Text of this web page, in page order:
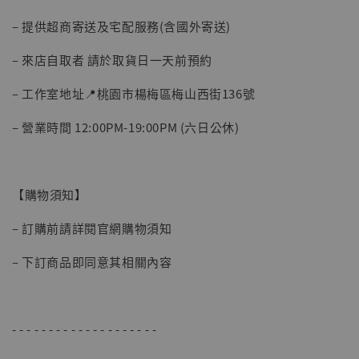
– 提供超商寄送及宅配服務(含國外寄送)
– 來店自取者 請於取貨日一天前預約
– 工作室地址📍桃園市楊梅區梅山西街136號
– 營業時間 12:00PM-19:00PM (六日公休)
【購物須知】
– 訂購前請詳閱官網購物須知
– 下訂商品即同意其相關內容
- - - - - - - - - - - - - - - - - - - -